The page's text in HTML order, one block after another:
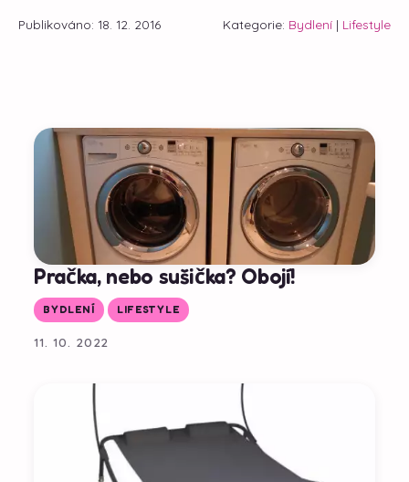
Publikováno: 18. 12. 2016 Kategorie: Bydlení | Lifestyle
Pračka, nebo sušička? Obojí!
BYDLENÍ LIFESTYLE
11. 10. 2022